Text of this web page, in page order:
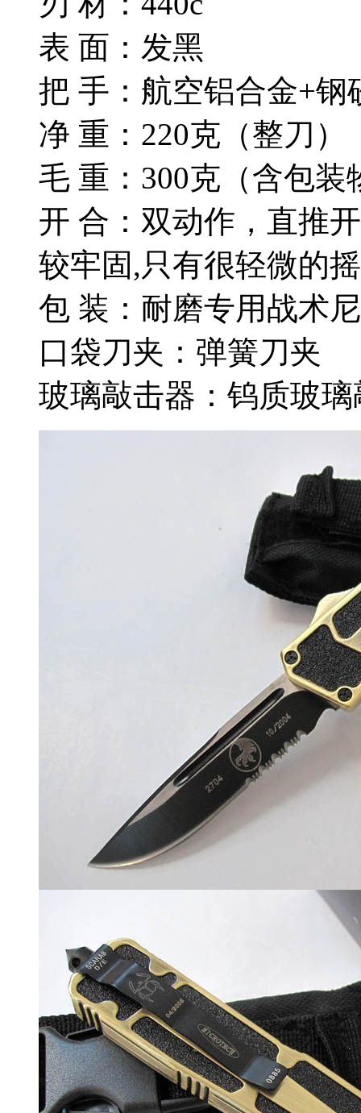
表 面：发黑
把 手：航空铝合金+钢
净 重：220克（整刀）
毛 重：300克（含包装
开 合：双动作，直推
较牢固,只有很轻微的
包 装：耐磨专用战术
口袋刀夹：弹簧刀夹
玻璃敲击器：钨质玻